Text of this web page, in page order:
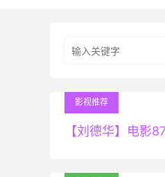
影视推荐
【刘德华】电影